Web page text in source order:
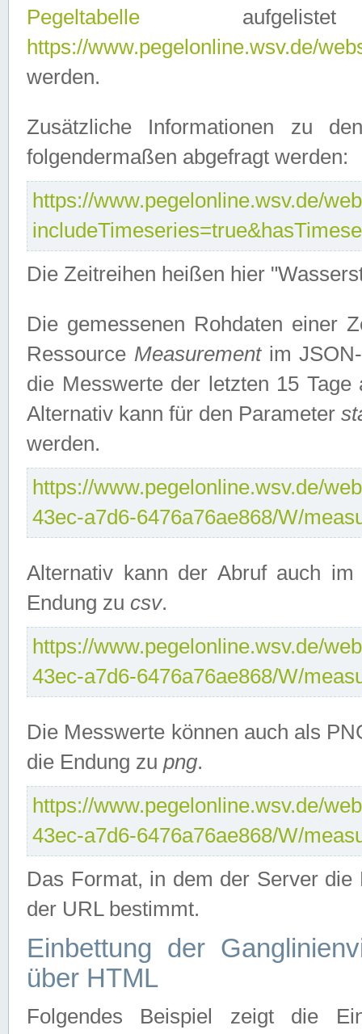
Pegeltabelle
https://www.pegelonline.wsv.de/
werden.
Zusätzliche Informationen zu
folgendermaßen abgefragt werden:
https://www.pegelonline.wsv.de/
Die Zeitreihen heißen hier
Die gemessenen Rohdaten einer
Ressource Measurementim JSON-
die Messwerte der letzten 15
Alternativ kann für den Parameter
werden.
https://www.pegelonline.wsv.de/
43ec-a7d6-6476a76ae868/W/
Alternativ kann der Abruf auch
Endung zu csv.
https://www.pegelonline.wsv.de/
43ec-a7d6-6476a76ae868/W/
Die Messwerte können auch als
die Endung zu png.
https://www.pegelonline.wsv.de/
43ec-a7d6-6476a76ae868/W/
Das Format, in dem der Server
der URL bestimmt.
Einbettung der
über HTML
Folgendes Beispiel zeigt die